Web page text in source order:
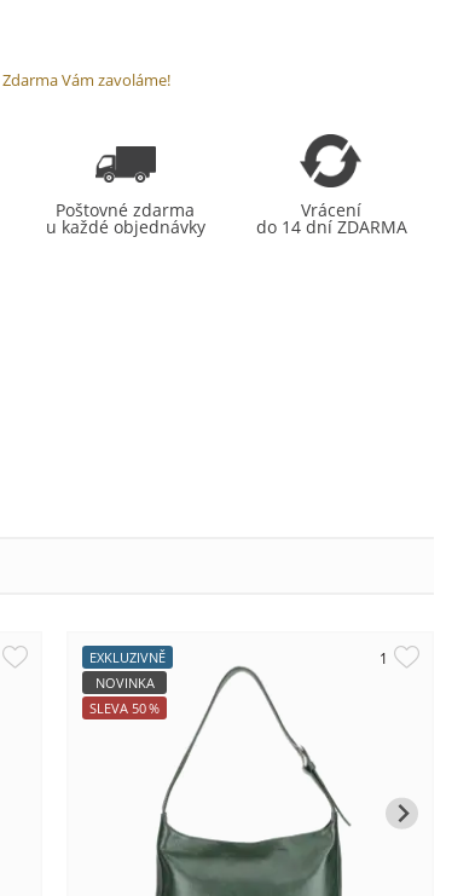
Zdarma Vám zavoláme!
Poštovné zdarma
u každé objednávky
Vrácení
do 14 dní ZDARMA
EXKLUZIVNĚ
NOVINKA
SLEVA 50%